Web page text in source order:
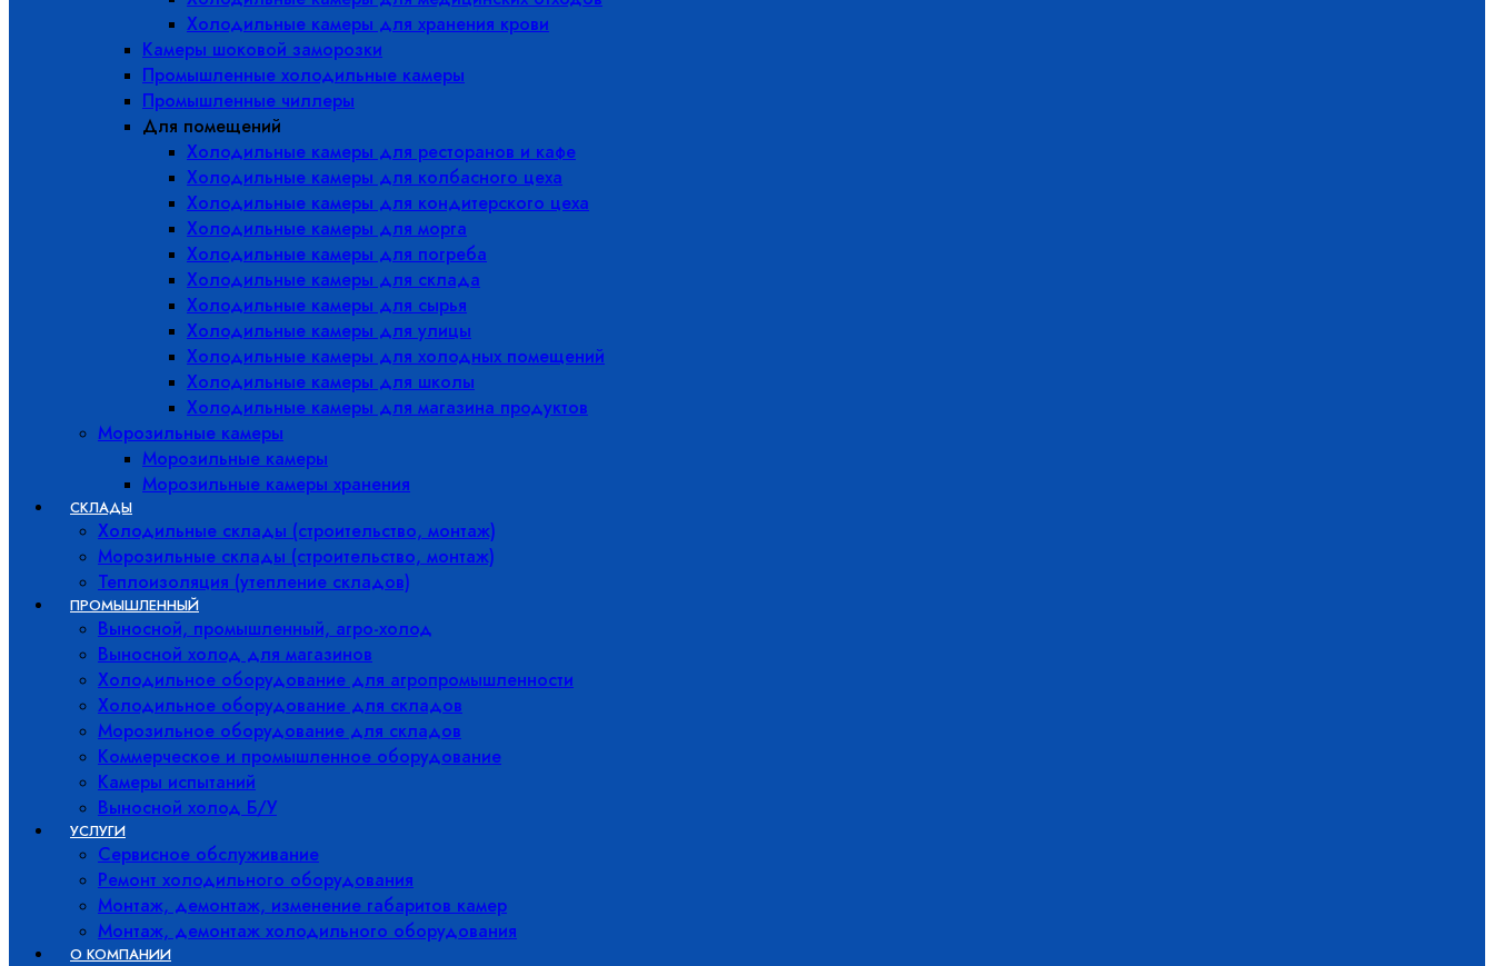
Холодильные камеры для хранения крови
Камеры шоковой заморозки
Промышленные холодильные камеры
Промышленные чиллеры
Для помещений
Холодильные камеры для ресторанов и кафе
Холодильные камеры для колбасного цеха
Холодильные камеры для кондитерского цеха
Холодильные камеры для морга
Холодильные камеры для погреба
Холодильные камеры для склада
Холодильные камеры для сырья
Холодильные камеры для улицы
Холодильные камеры для холодных помещений
Холодильные камеры для школы
Холодильные камеры для магазина продуктов
Морозильные камеры
Морозильные камеры
Морозильные камеры хранения
СКЛАДЫ
Холодильные склады (строительство, монтаж)
Морозильные склады (строительство, монтаж)
Теплоизоляция (утепление складов)
ПРОМЫШЛЕННЫЙ
Выносной, промышленный, агро-холод
Выносной холод для магазинов
Холодильное оборудование для агропромышленности
Холодильное оборудование для складов
Морозильное оборудование для складов
Коммерческое и промышленное оборудование
Камеры испытаний
Выносной холод Б/У
УСЛУГИ
Сервисное обслуживание
Ремонт холодильного оборудования
Монтаж, демонтаж, изменение габаритов камер
Монтаж, демонтаж холодильного оборудования
О КОМПАНИИ